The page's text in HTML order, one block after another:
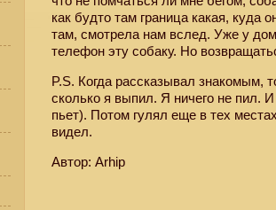
как будто там граница какая, куда
там, смотрела нам вслед. Уже у
телефон эту собаку. Но
P.S. Когда рассказывал знакомым,
сколько я выпил. Я ничего не пил.
пьет). Потом гулял еще в тех
видел.
Автор: Arhip